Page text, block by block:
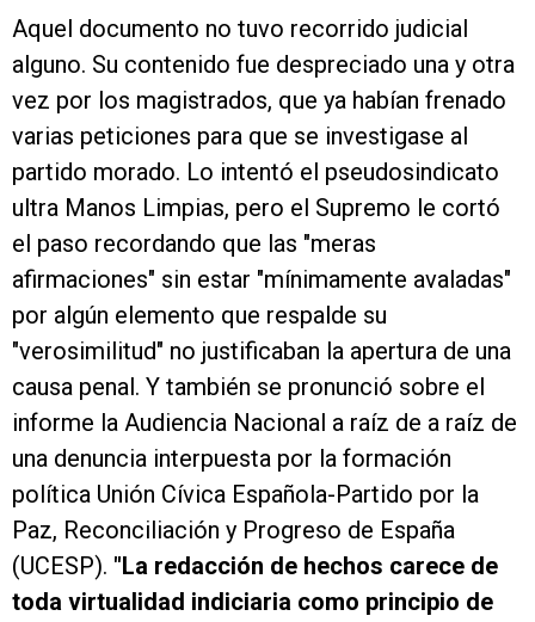
Aquel documento no tuvo recorrido judicial
alguno. Su contenido fue despreciado una y otra
vez por los magistrados, que ya habían frenado
varias peticiones para que se investigase al
partido morado. Lo intentó el pseudosindicato
ultra Manos Limpias, pero el Supremo le cortó
el paso recordando que las "meras
afirmaciones" sin estar "mínimamente avaladas"
por algún elemento que respalde su
"verosimilitud" no justificaban la apertura de una
causa penal. Y también se pronunció sobre el
informe la Audiencia Nacional a raíz de a raíz de
una denuncia interpuesta por la formación
política Unión Cívica Española-Partido por la
Paz, Reconciliación y Progreso de España
(UCESP). "La redacción de hechos carece de
toda virtualidad indiciaria como principio de